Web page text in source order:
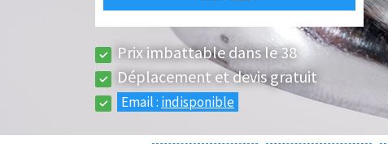
Prix imbattable dans le 38
Déplacement et devis gratuit
Email : indisponible